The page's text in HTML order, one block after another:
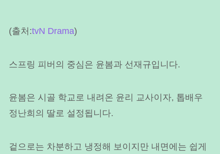
(출처:tvN Drama)
스프링 피버의 중심은 윤봄과 선재규입니다.
윤봄은 시골 학교로 내려온 윤리 교사이자, 톱배우
정난희의 딸로 설정됩니다.
겉으로는 차분하고 냉정해 보이지만 내면에는 쉽게